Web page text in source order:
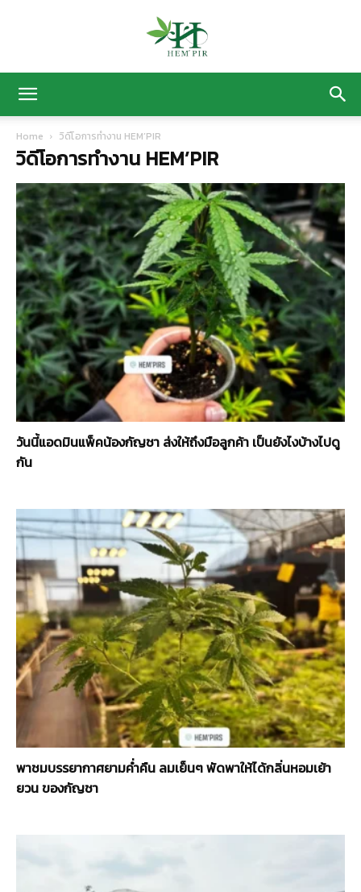
PIR
ฟาร์ม
ปลูก
กัญ
และ
กัญชา
เชิง
พาณิชย์
Home วิดีโอการทำงาน HEM’PIR
วิดีโอการทำงาน HEM’PIR
วันนี้แอดมินแพ็คน้องกัญชา ส่งให้ถึงมือลูกค้า เป็นยังไงบ้างไปดู
กัน
พาชมบรรยากาศยามค่ำคืน ลมเย็นๆ พัดพาให้ได้กลิ่นหอมเย้า
ยวน ของกัญชา